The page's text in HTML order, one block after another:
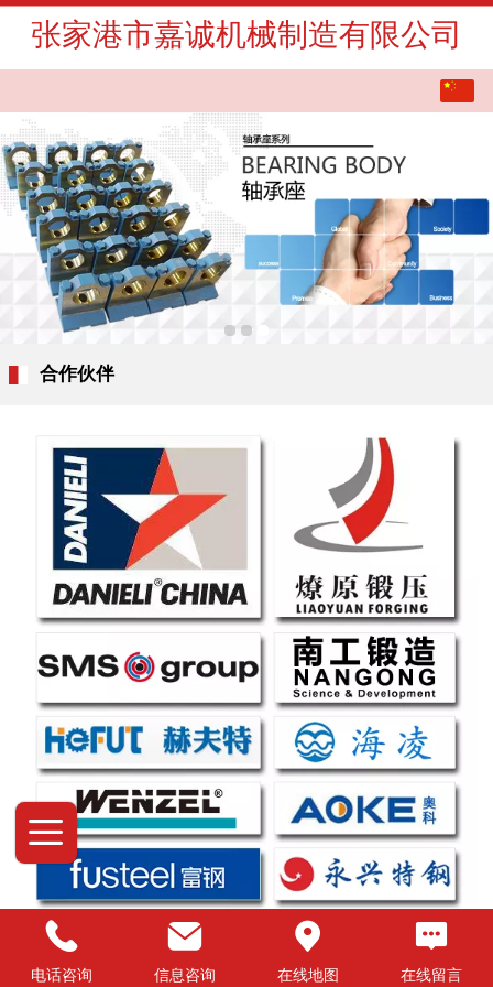
张家港市嘉诚机械制造有限公司
English
合作伙伴
Top
电话咨询 信息咨询 在线地图 在线留言